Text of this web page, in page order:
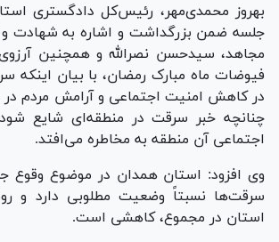
بهروز محمدی‌مهر، رئیس‌کل دادگستری
جلسه ضمن بزرگداشت و اشاره به شهادت و
مجاهد، سیدحسن نصرالله و همچنین
فیوضات ماه مبارک رمضان، با بیان
در کاهش امنیت اجتماعی و آرامش مردم در
چنانچه خبر سرقت در منطقه‌ای شایع
اجتماعی آن منطقه به مخاطره می‌افتد.
وی افزود: استان همدان در موضوع
سرقت‌ها نسبتاً وضعیت مطلوبی دارد و
استان در مجموع، کاهشی است.